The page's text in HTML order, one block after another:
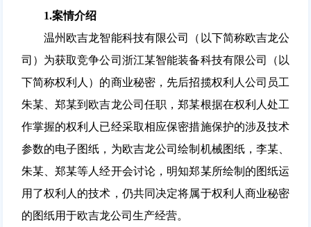
1.案情介绍
温州欧吉龙智能科技有限公司（以下简称欧吉龙公
司）为获取竞争公司浙江某智能装备科技有限公司（以
下简称权利人）的商业秘密，先后招揽权利人公司员工
朱某、郑某到欧吉龙公司任职，郑某根据在权利人处工
作掌握的权利人已经采取相应保密措施保护的涉及技术
参数的电子图纸，为欧吉龙公司绘制机械图纸，李某、
朱某、郑某等人经开会讨论，明知郑某所绘制的图纸运
用了权利人的技术，仍共同决定将属于权利人商业秘密
的图纸用于欧吉龙公司生产经营。